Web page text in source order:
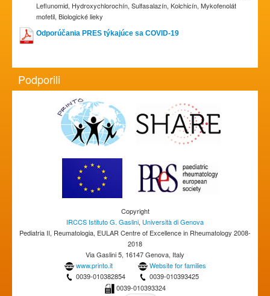
Leflunomid, Hydroxychlorochín, Sulfasalazín, Kolchicín, Mykofenolát
mofetil, Biologické lieky
Odporúčania PRES týkajúce sa COVID-19
Podporili
Copyright
IRCCS Istituto G. Gaslini, Università di Genova
Pediatria II, Reumatologia, EULAR Centre of Excellence in Rheumatology 2008-
2018
Via Gaslini 5, 16147 Genova, Italy
www.printo.it
Website for families
0039-010382854
0039-010393425
0039-010393324